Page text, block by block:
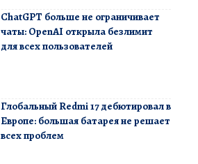
ChatGPT больше не ограничивает
чаты: OpenAI открыла безлимит
для всех пользователей
Глобальный Redmi 17 дебютировал в
Европе: большая батарея не решает
всех проблем